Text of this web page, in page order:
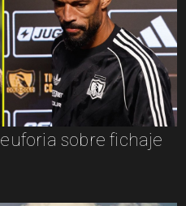
sobre fichaje